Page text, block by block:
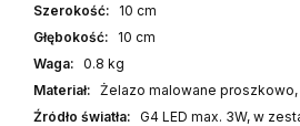
Szerokość:
10 cm
Głębokość:
10 cm
Waga: 0.8 kg
Materiał: Żelazo malowane
Źródło światła: G4 LED max. 3W, w